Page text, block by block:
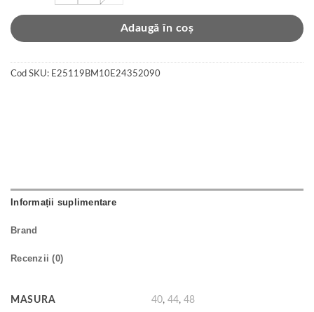
Adaugă în coș
Cod SKU: E25119BM10E24352090
Informații suplimentare
Brand
Recenzii (0)
MASURA 40,44,48